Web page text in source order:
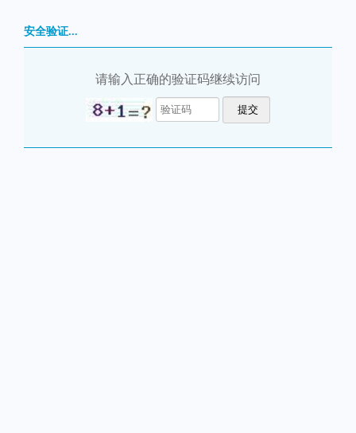
安全验证...
请输入正确的验证码继续访问